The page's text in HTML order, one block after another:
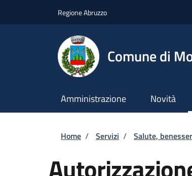
Regione Abruzzo
Comune di
Amministrazione Novità
Briciole di
Home / Servizi / Salute,